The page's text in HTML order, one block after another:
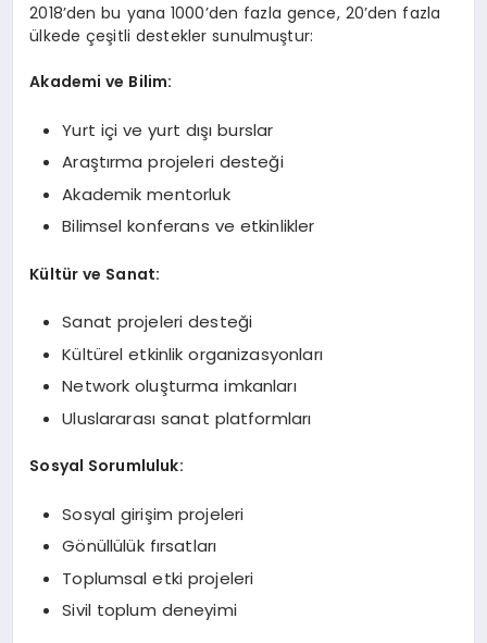
2018’den bu yana 1000’den fazla gence, 20’den fazla
ülkede çeşitli destekler sunulmuştur:
Akademi ve Bilim:
Yurt içi ve yurt dışı burslar
Araştırma projeleri desteği
Akademik mentorluk
Bilimsel konferans ve etkinlikler
Kültür ve Sanat:
Sanat projeleri desteği
Kültürel etkinlik organizasyonları
Network oluşturma imkanları
Uluslararası sanat platformları
Sosyal Sorumluluk:
Sosyal girişim projeleri
Gönüllülük fırsatları
Toplumsal etki projeleri
Sivil toplum deneyimi